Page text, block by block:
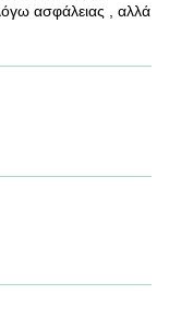
ασφάλειας , αλλά